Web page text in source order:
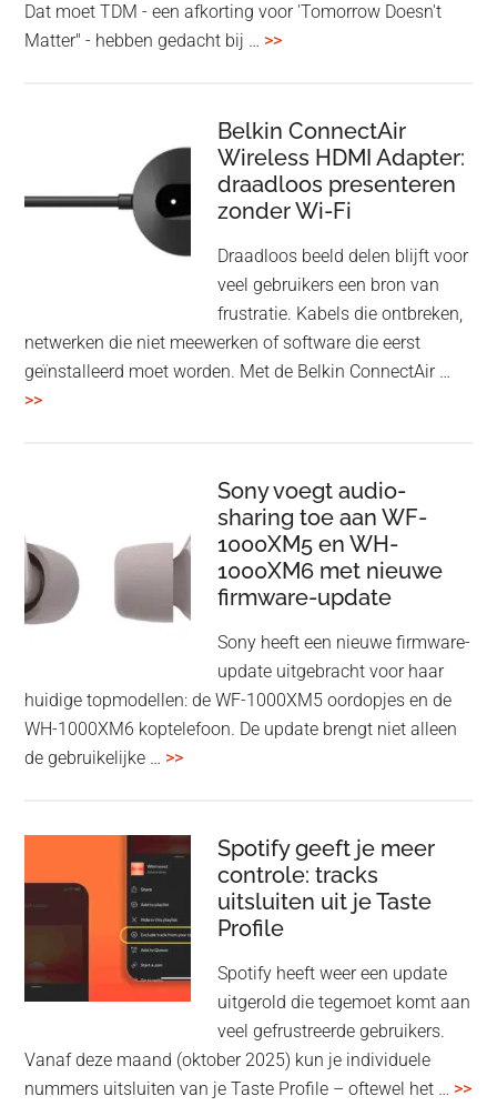
Dat moet TDM - een afkorting voor 'Tomorrow Doesn't
Matter" - hebben gedacht bij … >>overHoofdtelefoon
Speaker
in
een
twist
Belkin ConnectAir
Wireless HDMI Adapter:
draadloos presenteren
zonder Wi-Fi
Draadloos beeld delen blijft voor
veel gebruikers een bron van
frustratie. Kabels die ontbreken,
netwerken die niet meewerken of software die eerst
geïnstalleerd moet worden. Met de Belkin ConnectAir …
>>overBelkin
draadloos
presenteren
zonder
Wi-
Sony voegt audio-
sharing toe aan WF-
1000XM5 en WH-
1000XM6 met nieuwe
firmware-update
Sony heeft een nieuwe firmware-
update uitgebracht voor haar
huidige topmodellen: de WF-1000XM5 oordopjes en de
WH-1000XM6 koptelefoon. De update brengt niet alleen
de gebruikelijke … >>overSony
sharing
WF-
en
1000XM6
nieuwe
Spotify geeft je meer
controle: tracks
uitsluiten uit je Taste
Profile
Spotify heeft weer een update
uitgerold die tegemoet komt aan
veel gefrustreerde gebruikers.
Vanaf deze maand (oktober 2025) kun je individuele
nummers uitsluiten van je Taste Profile – oftewel het … >>